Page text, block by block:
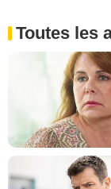
Toutes les